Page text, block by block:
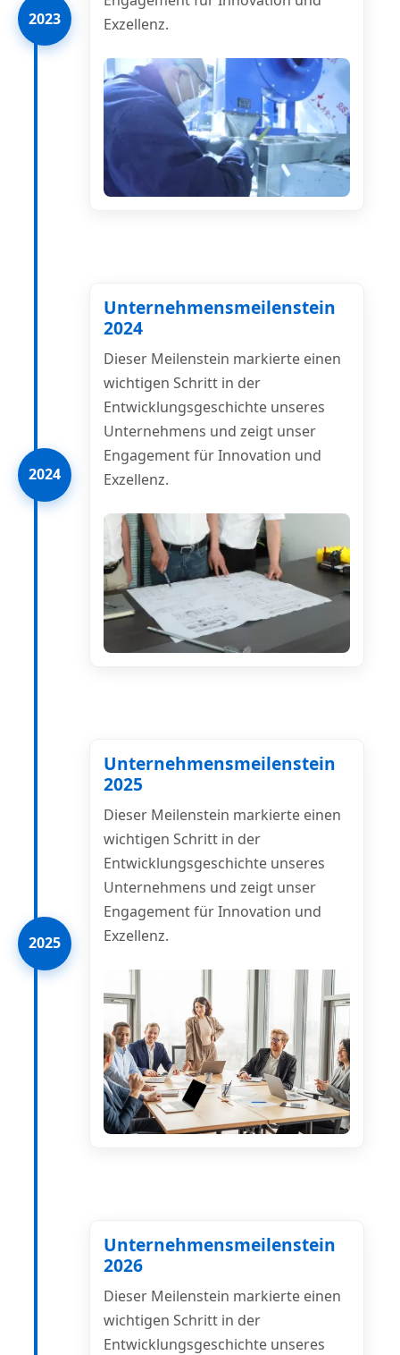
2023
Exzellenz.
2024
Unternehmensmeilenstein
2024
Dieser Meilenstein markierte einen
wichtigen Schritt in der
Entwicklungsgeschichte unseres
Unternehmens und zeigt unser
Engagement für Innovation und
Exzellenz.
2025
Unternehmensmeilenstein
2025
Dieser Meilenstein markierte einen
wichtigen Schritt in der
Entwicklungsgeschichte unseres
Unternehmens und zeigt unser
Engagement für Innovation und
Exzellenz.
Unternehmensmeilenstein
2026
Dieser Meilenstein markierte einen
wichtigen Schritt in der
Entwicklungsgeschichte unseres